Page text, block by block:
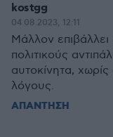
kostgg
04.08.2023, 12:11
Μάλλον
πολιτικούς
αυτοκίνητα,
λόγους.
ΑΠΑΝΤΗΣΗ